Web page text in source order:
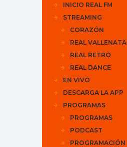
INICIO REAL FM
STREAMING
CORAZÓN
REAL VALLENATA
REAL RETRO
REAL DANCE
EN VIVO
DESCARGA LA APP
PROGRAMAS
PROGRAMAS
PODCAST
PROGRAMACIÓN